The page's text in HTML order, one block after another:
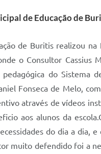
de Educação de
de Buritis realizou
o Consultor
do Sistema
Fonseca de Melo,
através de vídeos
aos alunos da
do dia a dia,
muito defendido foi a